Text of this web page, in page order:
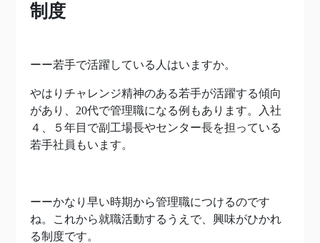
制度
ーー若手で活躍している人はいますか。
やはりチャレンジ精神のある若手が活躍する傾向
があり、20代で管理職になる例もあります。入社
４、５年目で副工場長やセンター長を担っている
若手社員もいます。
ーーかなり早い時期から管理職につけるのです
ね。これから就職活動するうえで、興味がひかれ
る制度です。